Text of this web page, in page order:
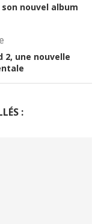
nouvel album
2, une nouvelle
: